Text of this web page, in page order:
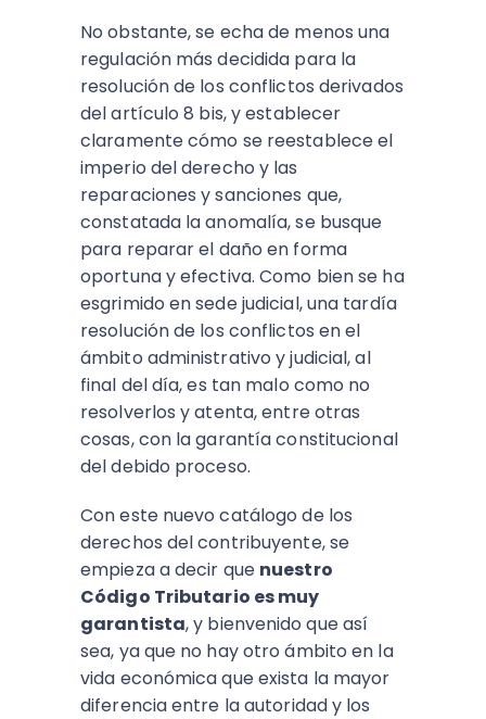
No obstante, se echa de menos una
regulación más decidida para la
resolución de los conflictos derivados
del artículo 8 bis, y establecer
claramente cómo se reestablece el
imperio del derecho y las
reparaciones y sanciones que,
constatada la anomalía, se busque
para reparar el daño en forma
oportuna y efectiva. Como bien se ha
esgrimido en sede judicial, una tardía
resolución de los conflictos en el
ámbito administrativo y judicial, al
final del día, es tan malo como no
resolverlos y atenta, entre otras
cosas, con la garantía constitucional
del debido proceso.
Con este nuevo catálogo de los
derechos del contribuyente, se
empieza a decir que nuestro
Código Tributario es muy
garantista, y bienvenido que así
sea, ya que no hay otro ámbito en la
vida económica que exista la mayor
diferencia entre la autoridad y los